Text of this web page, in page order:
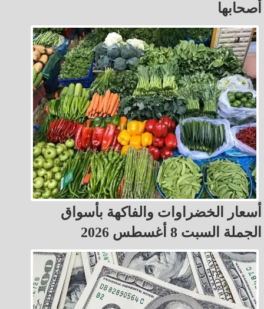
أصحابها
أسعار الخضراوات والفاكهة بأسواق
الجملة السبت 8 أغسطس 2026